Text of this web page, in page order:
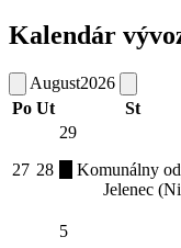
Kalendár
August2026
Po Ut St
27 28
29
Komunálny
Jelenec
5